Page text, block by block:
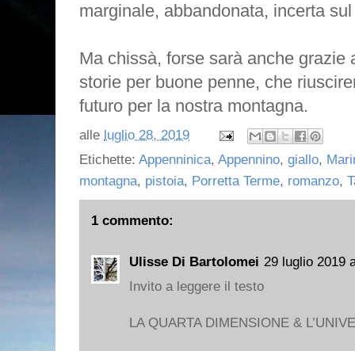
marginale, abbandonata, incerta
Ma chissà, forse sarà anche grazie
storie per buone penne, che
futuro per la nostra montagna.
alle luglio 28, 2019
Etichette: Appenninica, Appennino, giallo,
montagna, pistoia, Porretta Terme, romanzo,
1 commento:
Ulisse Di Bartolomei 29 luglio 2019
Invito a leggere il testo
LA QUARTA DIMENSIONE &